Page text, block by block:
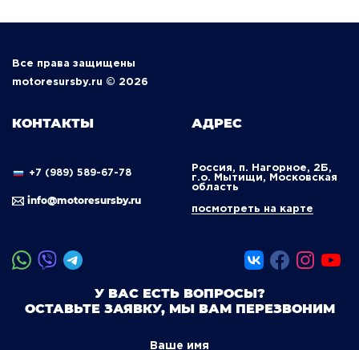
Все права защищены
motoresursby.ru © 2026
КОНТАКТЫ
+7 (989) 589-67-78
info@motoresursby.ru
АДРЕС
Россия, п. Нагорное, 2Б,
г.о. Мытищи, Московская
область
посмотреть на карте
У ВАС ЕСТЬ ВОПРОСЫ?
ОСТАВЬТЕ ЗАЯВКУ, МЫ ВАМ ПЕРЕЗВОНИМ
Ваше имя